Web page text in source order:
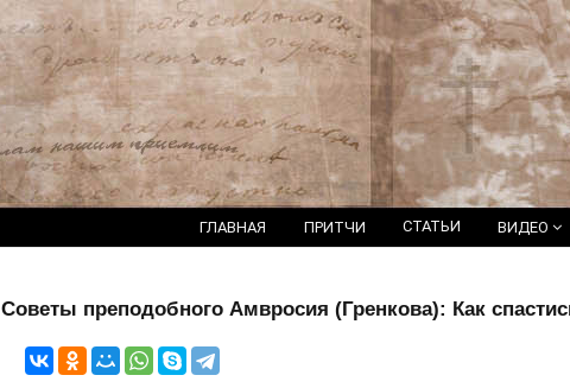
ГЛАВНАЯ ПРИТЧИ СТАТЬИ ВИДЕО
Советы преподобного Амвросия (Гренкова): Как